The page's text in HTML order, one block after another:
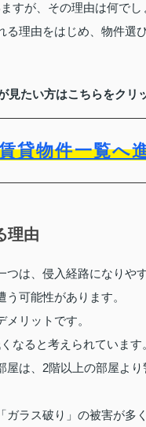
すが、その理由は何でし
理由をはじめ、物件選
見たい方はこちらをクリ
貸物件一覧へ
理由
は、侵入経路になりや
可能性があります。
リットです。
なると考えられています
は、2階以上の部屋よ
ラス破り」の被害が多